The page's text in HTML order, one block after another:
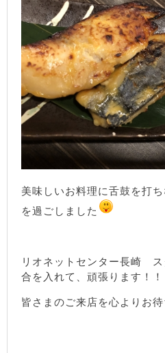
美味しいお料理に舌鼓を打
を過ごしました
リオネットセンター長崎
合を入れて、頑張ります！！
皆さまのご来店を心よりお待